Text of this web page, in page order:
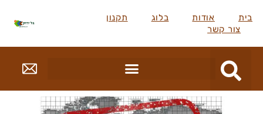
אודות
תקנון
צור קשר